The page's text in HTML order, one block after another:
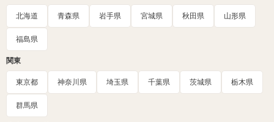
北海道 青森県 岩手県 宮城県 秋田県 山形県
福島県
関東
東京都 神奈川県 埼玉県 千葉県 茨城県 栃木県
群馬県